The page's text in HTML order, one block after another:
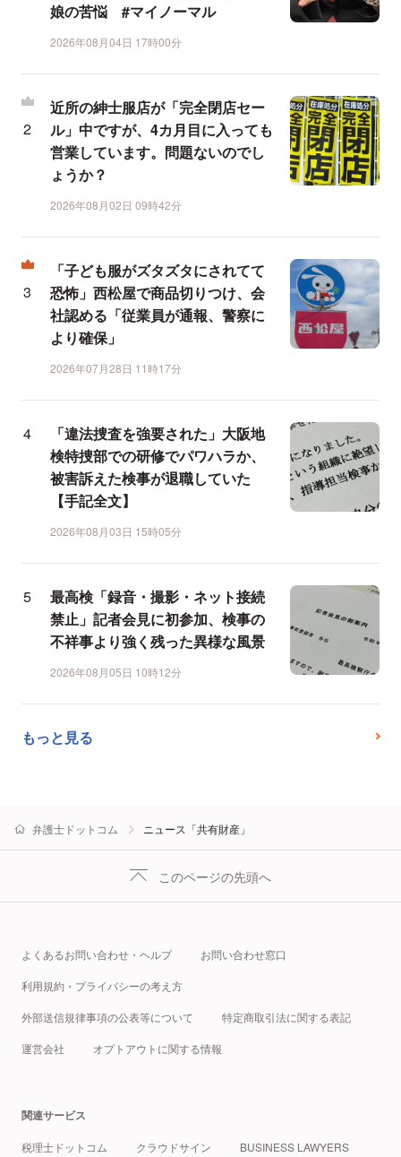
娘の苦悩 #マイノーマル
2026年08月04日 17時00分
近所の紳士服店が「完全閉店セー
ル」中ですが、4カ月目に入っても
営業しています。問題ないのでし
ょうか？
2026年08月02日 09時42分
「子ども服がズタズタにされてて
恐怖」西松屋で商品切りつけ、会
社認める「従業員が通報、警察に
より確保」
2026年07月28日 11時17分
「違法捜査を強要された」大阪地
検特捜部での研修でパワハラか、
被害訴えた検事が退職していた
【手記全文】
2026年08月03日 15時05分
最高検「録音・撮影・ネット接続
禁止」記者会見に初参加、検事の
不祥事より強く残った異様な風景
2026年08月05日 10時12分
もっと見る
弁護士ドットコム ニュース「共有財産」
このページの先頭へ
よくあるお問い合わせ・ヘルプ お問い合わせ窓口
利用規約・プライバシーの考え方
外部送信規律事項の公表等について 特定商取引法に関する表記
運営会社 オプトアウトに関する情報
関連サービス
税理士ドットコム クラウドサイン BUSINESS LAWYERS